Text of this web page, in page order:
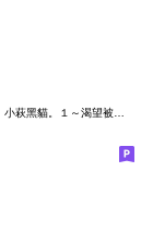
小萩黑貓。１～渴望被愛的貓～